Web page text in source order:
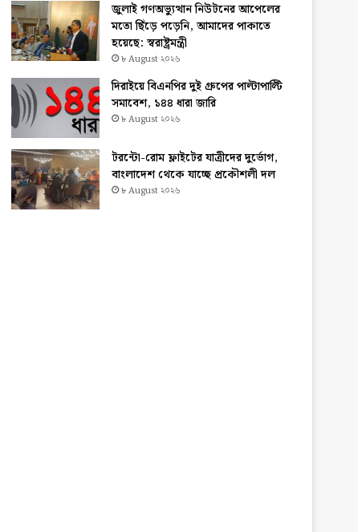
জুলাই গণঅভ্যুত্থান নিউটনের আপেলের
মতো ছিঁড়ে পড়েনি, আমাদের পাকাতে
হয়েছে: স্বরাষ্ট্রমন্ত্রী
৮ August ২০২৬
দিরাইয়ে বিএনপির দুই গ্রুপের পাল্টাপাল্টি
সমাবেশ, ১৪৪ ধারা জারি
৮ August ২০২৬
টরন্টো-রোম ফ্লাইটের যাত্রীদের দুর্ভোগ,
বাংলাদেশ থেকে যাচ্ছে প্রকৌশলী দল
৮ August ২০২৬